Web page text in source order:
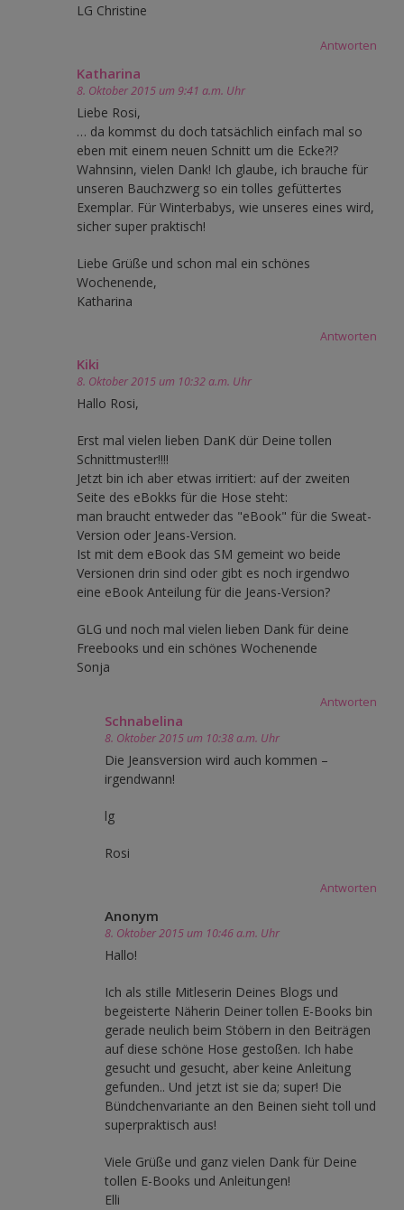
LG Christine
Antworten
Katharina
8. Oktober 2015 um 9:41 a.m. Uhr
Liebe Rosi,
… da kommst du doch tatsächlich einfach mal so
eben mit einem neuen Schnitt um die Ecke?!?
Wahnsinn, vielen Dank! Ich glaube, ich brauche für
unseren Bauchzwerg so ein tolles gefüttertes
Exemplar. Für Winterbabys, wie unseres eines wird,
sicher super praktisch!
Liebe Grüße und schon mal ein schönes
Wochenende,
Katharina
Antworten
Kiki
8. Oktober 2015 um 10:32 a.m. Uhr
Hallo Rosi,
Erst mal vielen lieben DanK dür Deine tollen
Schnittmuster!!!!
Jetzt bin ich aber etwas irritiert: auf der zweiten
Seite des eBokks für die Hose steht:
man braucht entweder das "eBook" für die Sweat-
Version oder Jeans-Version.
Ist mit dem eBook das SM gemeint wo beide
Versionen drin sind oder gibt es noch irgendwo
eine eBook Anteilung für die Jeans-Version?
GLG und noch mal vielen lieben Dank für deine
Freebooks und ein schönes Wochenende
Sonja
Antworten
Schnabelina
8. Oktober 2015 um 10:38 a.m. Uhr
Die Jeansversion wird auch kommen –
irgendwann!
lg
Rosi
Antworten
Anonym
8. Oktober 2015 um 10:46 a.m. Uhr
Hallo!
Ich als stille Mitleserin Deines Blogs und
begeisterte Näherin Deiner tollen E-Books bin
gerade neulich beim Stöbern in den Beiträgen
auf diese schöne Hose gestoßen. Ich habe
gesucht und gesucht, aber keine Anleitung
gefunden.. Und jetzt ist sie da; super! Die
Bündchenvariante an den Beinen sieht toll und
superpraktisch aus!
Viele Grüße und ganz vielen Dank für Deine
tollen E-Books und Anleitungen!
Elli